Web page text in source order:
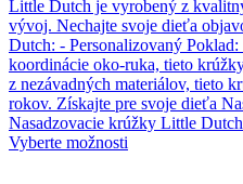
Nasadzovacie krúžky Little Dutch
Vyberte možnosti